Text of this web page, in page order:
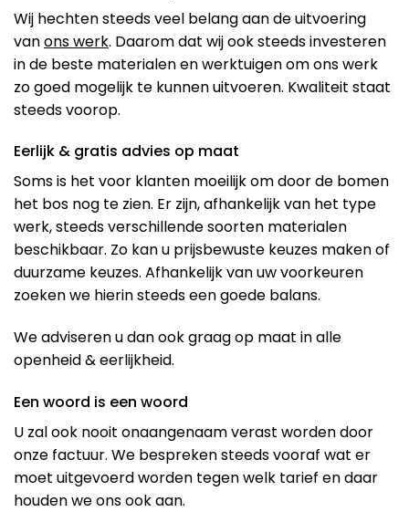
Wij hechten steeds veel belang aan de uitvoering
vanons werk. Daarom dat wij ook steeds investeren
in de beste materialen en werktuigen om ons werk
zo goed mogelijk te kunnen uitvoeren. Kwaliteit staat
steeds voorop.
Eerlijk & gratis advies op maat
Soms is het voor klanten moeilijk om door de bomen
het bos nog te zien. Er zijn, afhankelijk van het type
werk, steeds verschillende soorten materialen
beschikbaar. Zo kan u prijsbewuste keuzes maken of
duurzame keuzes. Afhankelijk van uw voorkeuren
zoeken we hierin steeds een goede balans.
We adviseren u dan ook graag op maat in alle
openheid & eerlijkheid.
Een woord is een woord
U zal ook nooit onaangenaam verast worden door
onze factuur. We bespreken steeds vooraf wat er
moet uitgevoerd worden tegen welk tarief en daar
houden we ons ook aan.